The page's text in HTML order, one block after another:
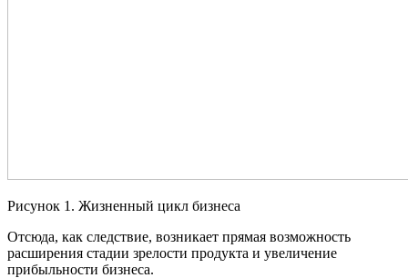
Рисунок 1. Жизненный цикл бизнеса
Отсюда, как следствие, возникает прямая возможность
расширения стадии зрелости продукта и увеличение
прибыльности бизнеса.